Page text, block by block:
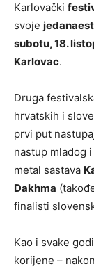
Karlovački
svoje
subotu, 18.
Karlovac.
Druga
hrvatskih i
prvi put
nastup mladog
metal sastava
Dakhma
finalisti
Kao i svake
korijene –